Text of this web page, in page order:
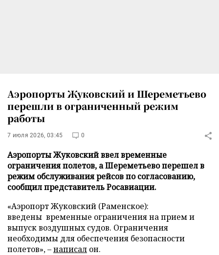
Аэропорты Жуковский и Шереметьево
перешли в ограниченный режим
работы
7 июля 2026, 03:45 0
Аэропорты Жуковский ввел временные
ограничения полетов, а Шереметьево перешел в
режим обслуживания рейсов по согласованию,
сообщил представитель Росавиации.
«Аэропорт Жуковский (Раменское):
введены временные ограничения на прием и
выпуск воздушных судов. Ограничения
необходимы для обеспечения безопасности
полетов», –написал он.